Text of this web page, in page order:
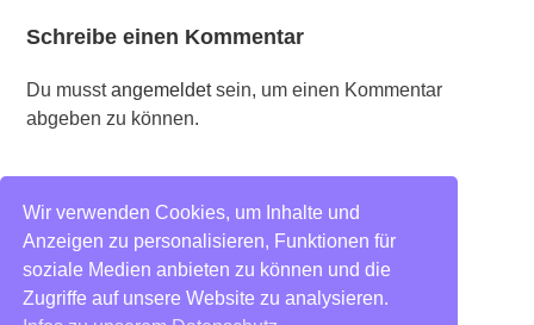
Schreibe einen Kommentar
Du musstangemeldetsein, um einen Kommentar
abgeben zu können.
Blog
Impressum
Datenschutz
Wir verwenden Cookies, um Inhalte und
Anzeigen zu personalisieren, Funktionen für
soziale Medien anbieten zu können und die
Zugriffe auf unsere Website zu analysieren.